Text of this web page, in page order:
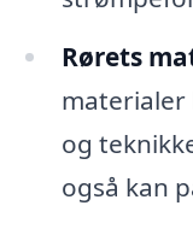
Rørets
og
også kan